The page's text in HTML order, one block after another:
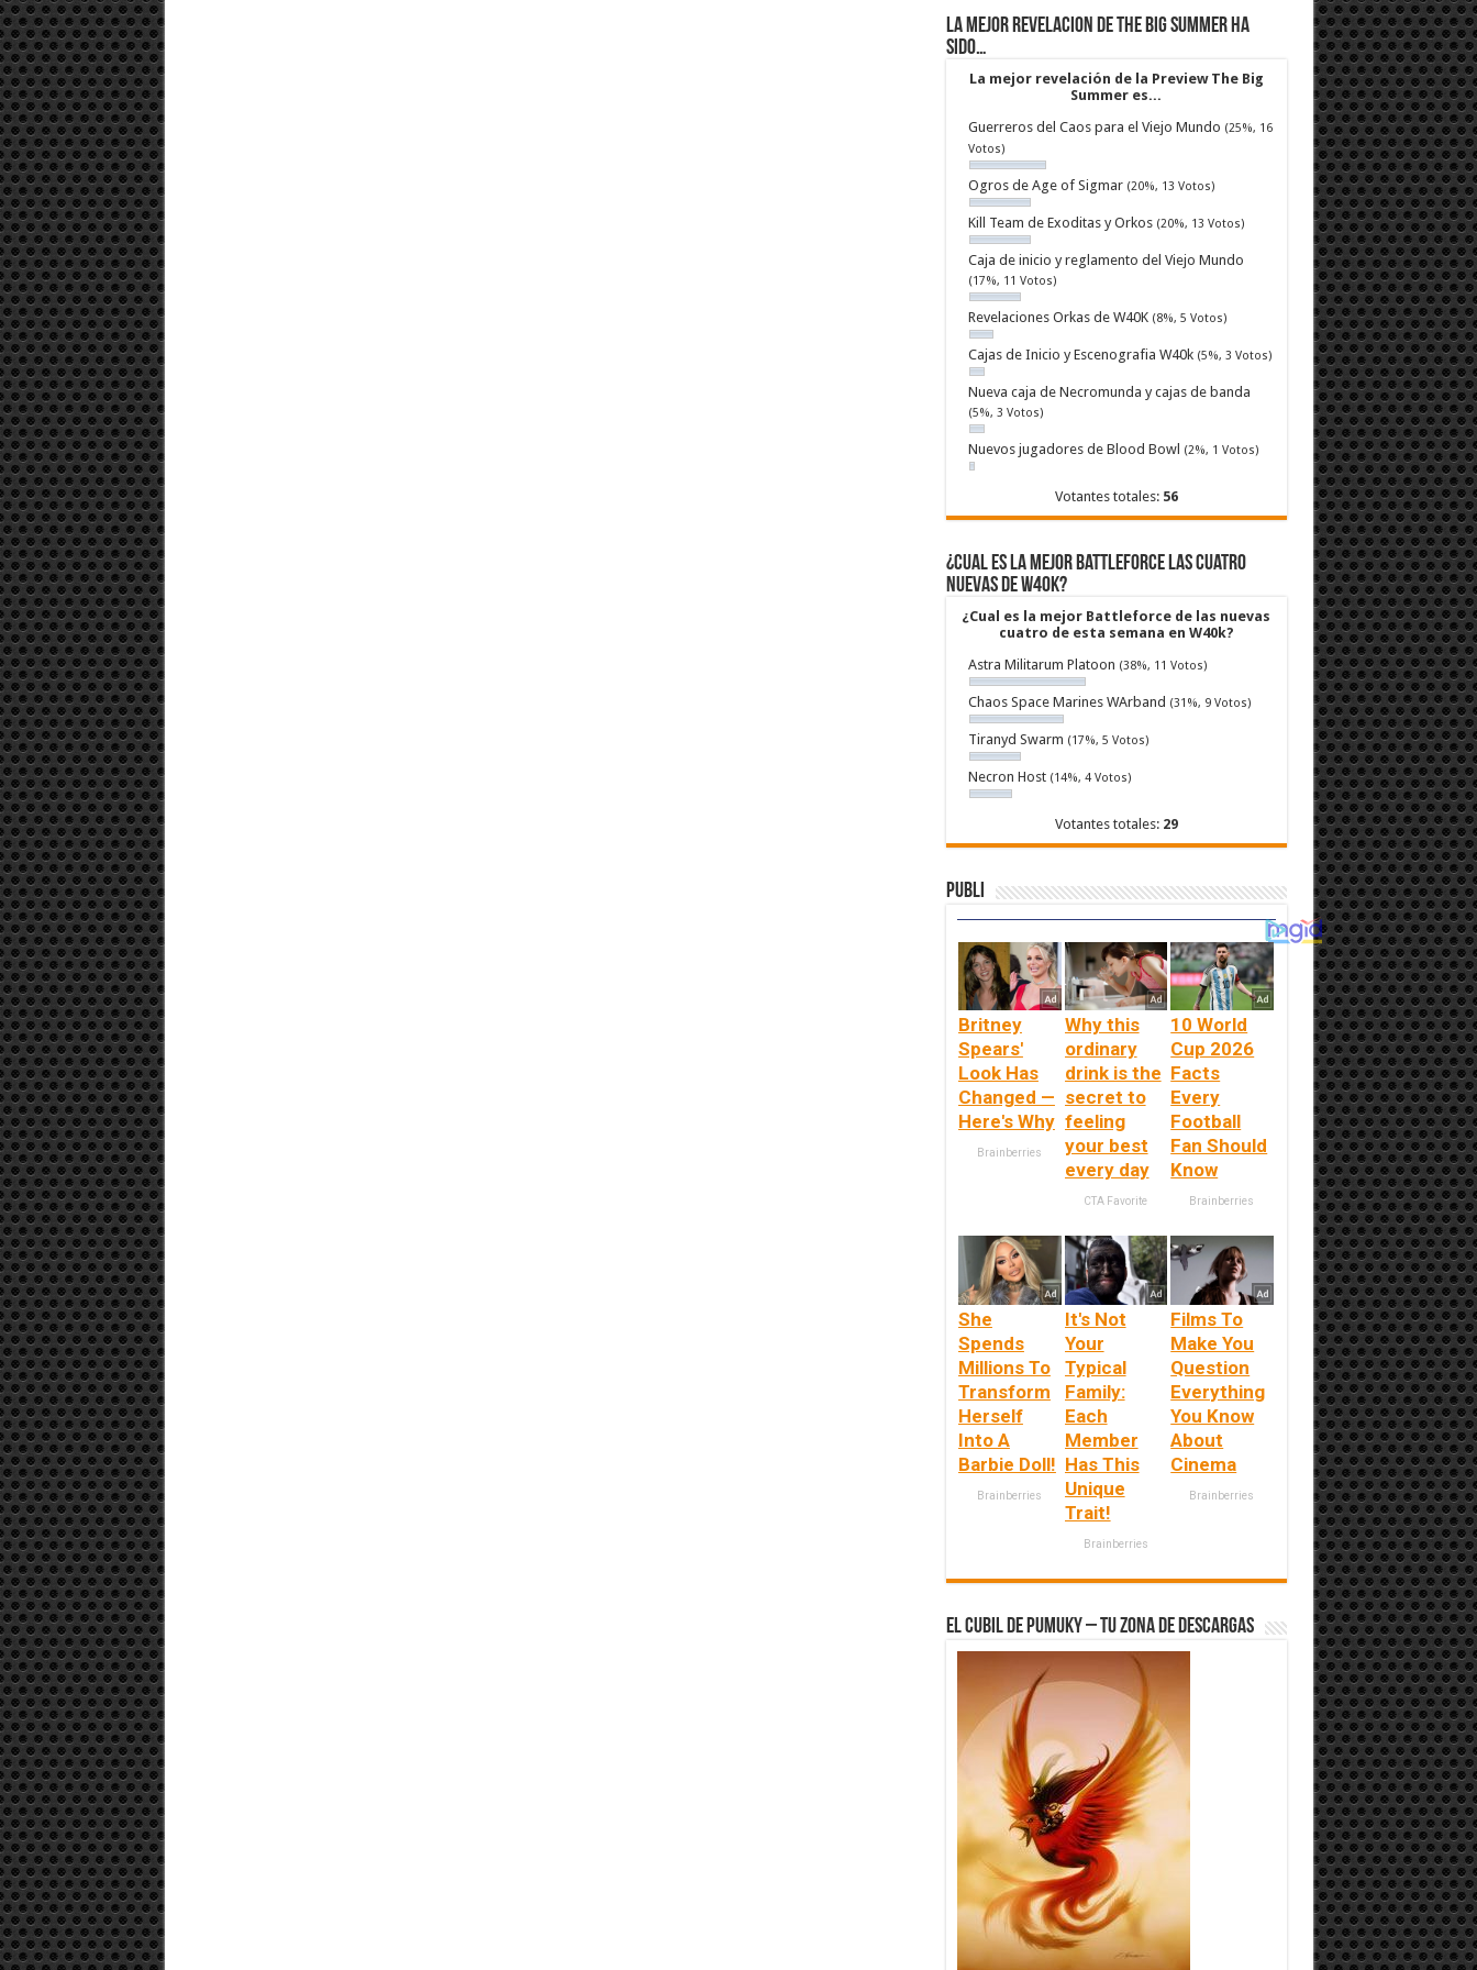
La mejor revelacion de The Big Summer ha
sido…
La mejor revelación de la Preview The Big
Summer es...
Guerreros del Caos para el Viejo Mundo (25%, 16
Votos)
Ogros de Age of Sigmar (20%, 13 Votos)
Kill Team de Exoditas y Orkos (20%, 13 Votos)
Caja de inicio y reglamento del Viejo Mundo
(17%, 11 Votos)
Revelaciones Orkas de W40K (8%, 5 Votos)
Cajas de Inicio y Escenografia W40k (5%, 3 Votos)
Nueva caja de Necromunda y cajas de banda
(5%, 3 Votos)
Nuevos jugadores de Blood Bowl (2%, 1 Votos)
Votantes totales: 56
¿Cual es la mejor Battleforce las cuatro
nuevas de W40k?
¿Cual es la mejor Battleforce de las nuevas
cuatro de esta semana en W40k?
Astra Militarum Platoon (38%, 11 Votos)
Chaos Space Marines WArband (31%, 9 Votos)
Tiranyd Swarm (17%, 5 Votos)
Necron Host (14%, 4 Votos)
Votantes totales: 29
Publi
Britney
Spears'
Look Has
Changed —
Here's Why
Brainberries
Why this
ordinary
drink is the
secret to
feeling
your best
every day
CTA Favorite
10 World
Cup 2026
Facts
Every
Football
Fan Should
Know
Brainberries
She
Spends
Millions To
Transform
Herself
Into A
Barbie Doll!
Brainberries
It's Not
Your
Typical
Family:
Each
Member
Has This
Unique
Trait!
Brainberries
Films To
Make You
Question
Everything
You Know
About
Cinema
Brainberries
El Cubil de Pumuky – Tu zona de Descargas